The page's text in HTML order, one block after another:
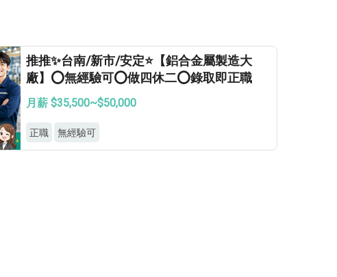
推推✨台南/新市/安定⭐【鋁合金屬製造大
廠】⭕無經驗可⭕做四休二⭕錄取即正職
月薪 $35,500~$50,000
正職 無經驗可